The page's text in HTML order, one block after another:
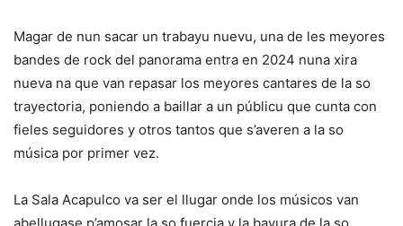
Magar de nun sacar un trabayu nuevu, una de les meyores
bandes de rock del panorama entra en 2024 nuna xira
nueva na que van repasar los meyores cantares de la so
trayectoria, poniendo a baillar a un públicu que cunta con
fieles seguidores y otros tantos que s’averen a la so
música por primer vez.
La Sala Acapulco va ser el llugar onde los músicos van